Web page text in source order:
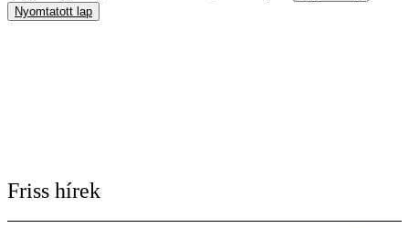
Nyomtatott lap
Friss hírek